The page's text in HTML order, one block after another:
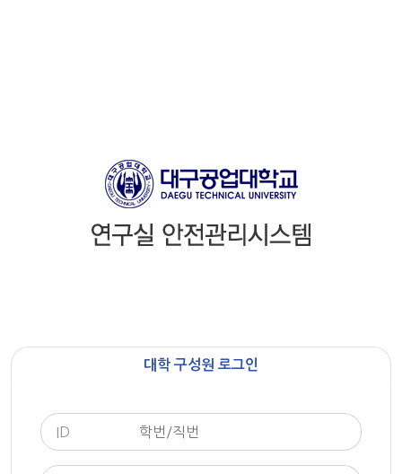
대학 구성원 로그인
ID